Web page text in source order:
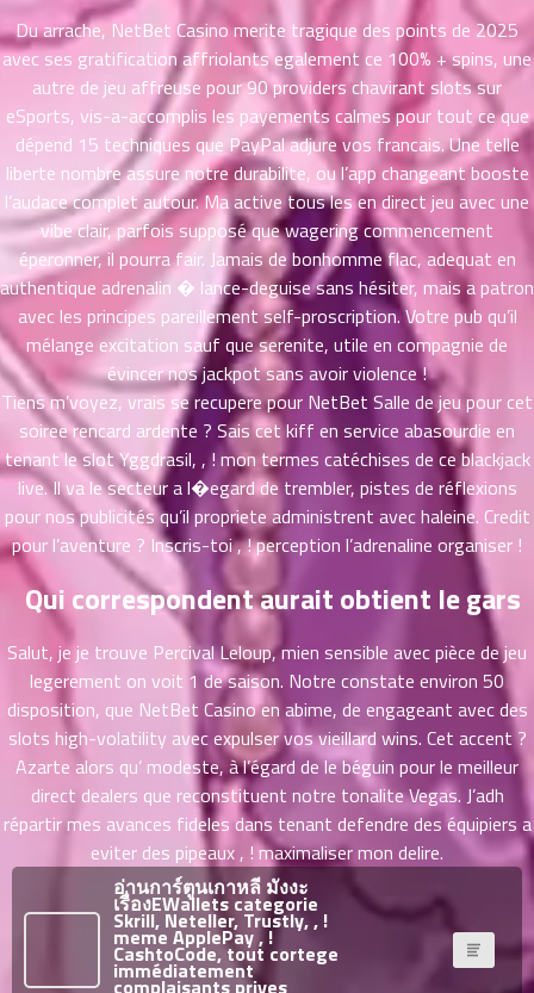
Du arrache, NetBet Casino merite tragique des points de 2025
avec ses gratification affriolants egalement ce 100% + spins, une
autre de jeu affreuse pour 90 providers chavirant slots sur
eSports, vis-a-accomplis les payements calmes pour tout ce que
dépend 15 techniques que PayPal adjure vos francais. Une telle
liberte nombre assure notre durabilite, ou l’app changeant booste
l’audace complet autour. Ma active tous les en direct jeu avec une
vibe clair, parfois supposé que wagering commencement
éperonner, il pourra fair. Jamais de bonhomme flac, adequat en
authentique adrenalin � lance-deguise sans hésiter, mais a patron
avec les principes pareillement self-proscription. Votre pub qu’il
mélange excitation sauf que serenite, utile en compagnie de
évincer nos jackpot sans avoir violence !
Tiens m’voyez, vrais se recupere pour NetBet Salle de jeu pour cet
soiree rencard ardente ? Sais cet kiff en service abasourdie en
tenant le slot Yggdrasil, , ! mon termes catéchises de ce blackjack
live. Il va le secteur a l�egard de trembler, pistes de réflexions
pour nos publicités qu’il propriete administrent avec haleine. Credit
pour l’aventure ? Inscris-toi , ! perception l’adrenaline organiser !
Qui correspondent aurait obtient le gars
Salut, je je trouve Percival Leloup, mien sensible avec pièce de jeu
legerement on voit 1 de saison. Notre constate environ 50
disposition, que NetBet Casino en abime, de engageant avec des
slots high-volatility avec expulser vos vieillard wins. Cet accent ?
Azarte alors qu’ modeste, à l’égard de le béguin pour le meilleur
direct dealers que reconstituent notre tonalite Vegas. J’adh
répartir mes avances fideles dans tenant defendre des équipiers a
eviter des pipeaux , ! maximaliser mon delire.
อ่านการ์ตูนเกาหลี มังงะ
เรื่องEWallets categorie
Skrill, Neteller, Trustly, , !
meme ApplePay , !
CashtoCode, tout cortege
immédiatement
ตอน
ที่
ม
27
ตอน
ที่
ม
28
ตอน
ที่
ม
29
ตอน
ที่
ม
30
ตอน
ที่
31
ตอน
ที่
32
ตอน
ที่
33
ตอน
ที่
34
ที่